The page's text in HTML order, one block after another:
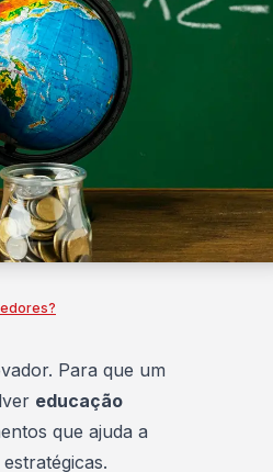
Para que um
educação
que ajuda a